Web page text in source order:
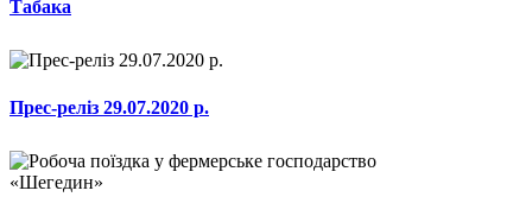
Табака
Прес-реліз 29.07.2020 р.